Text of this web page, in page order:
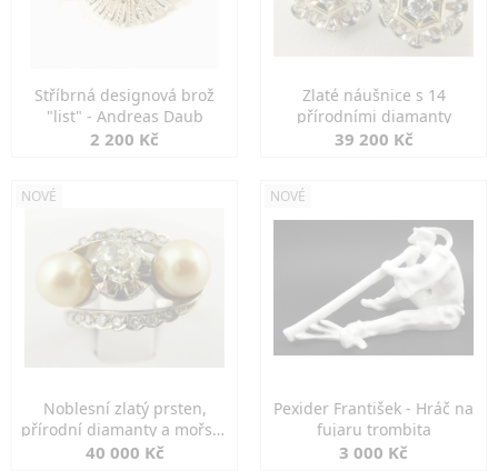
Stříbrná designová brož
"list" - Andreas Daub
2 200 Kč
Zlaté náušnice s 14
přírodními diamanty
39 200 Kč
NOVÉ
Noblesní zlatý prsten,
přírodní diamanty a mořské
perly
40 000 Kč
NOVÉ
Pexider František - Hráč na
fujaru trombita
3 000 Kč